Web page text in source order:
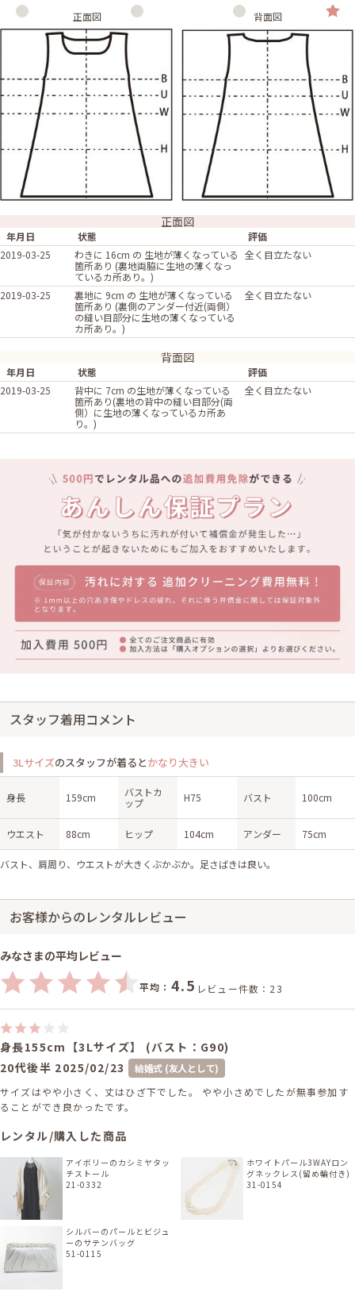
正面図 背面図
正面図
年月日 状態
評価
2019-03-25
わきに 16cm の 生地が薄くなっている
箇所あり (裏地両脇に生地の薄くなっ
ているカ所あり。)
全く目立たない
2019-03-25
裏地に 9cm の 生地が薄くなっている
箇所あり (裏側のアンダー付近(両側）
の縫い目部分に生地の薄くなっている
カ所あり。)
全く目立たない
背面図
年月日 状態
評価
2019-03-25
背中に 7cm の生地が薄くなっている
箇所あり(裏地の背中の縫い目部分(両
側）に生地の薄くなっているカ所あ
り。)
全く目立たない
スタッフ着用コメント
3Lサイズのスタッフが着るとかなり大きい
身長 159cm
バストカ
ップ
H75 バスト 100cm
ウエスト 88cm ヒップ 104cm アンダー 75cm
バスト、肩周り、ウエストが大きくぶかぶか。足さばきは良い。
お客様からのレンタルレビュー
みなさまの平均レビュー
平均： 4.5 レビュー件数：23
身長155cm【3Lサイズ】 (バスト：G90)
20代後半 2025/02/23
結婚式 (友人として)
サイズはやや小さく、丈はひざ下でした。 やや小さめでしたが無事参加す
ることができ良かったです。
レンタル/購入した商品
アイボリーのカシミヤタッ
チストール
21-0332
ホワイトパール3WAYロン
グネックレス(留め輪付き)
31-0154
シルバーのパールとビジュ
ーのサテンバッグ
51-0115